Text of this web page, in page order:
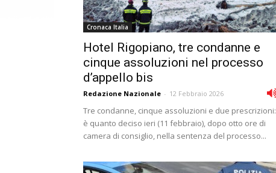
Cronaca Italia
Hotel Rigopiano, tre condanne e
cinque assoluzioni nel processo
d’appello bis
Redazione Nazionale - 12 Febbraio 2026
Tre condanne, cinque assoluzioni e due prescrizioni:
è quanto deciso ieri (11 febbraio), dopo otto ore di
camera di consiglio, nella sentenza del processo...